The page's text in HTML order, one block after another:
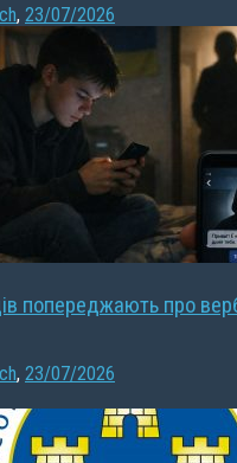
, 23/07/2026
попереджають про
, 23/07/2026